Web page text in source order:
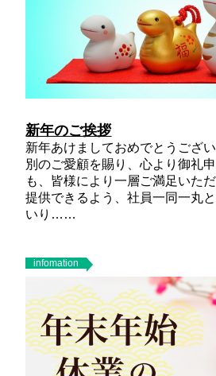
新年のご挨拶
新年あけましておめでとうござ
別のご愛顧を賜り、心より御礼
も、皆様により一層ご満足いた
提供できるよう、社員一同一丸
いり……
infomation